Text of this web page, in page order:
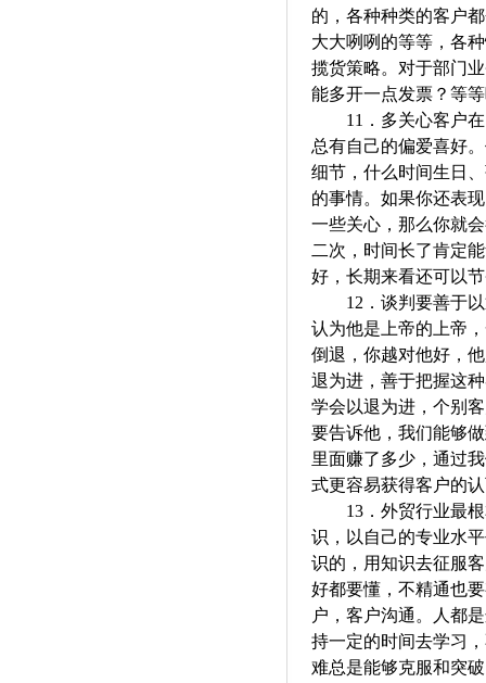
的，各种种类的客户
大大咧咧的等等，各
揽货策略。对于部门
能多开一点发票？等
11． 多关心客户
总有自己的偏爱喜好
细节，什么时间生日
的事情。如果你还表
一些关心，那么你就
二次，时间长了肯定
好，长期来看还可以
12． 谈判要善于
认为他是上帝的上帝
倒退 ， 你越对他好，
退为进，善于把握这
学会以退为进，个别
要告诉他，我们能够
里面赚了多少，通过
式更容易获得客户的
13． 外贸行业最
识，以自己的专业水
识的，用知识去征服
好都要懂，不精通也
户，客户沟通。人都
持一定的时间去学习
难总是能够克服和突